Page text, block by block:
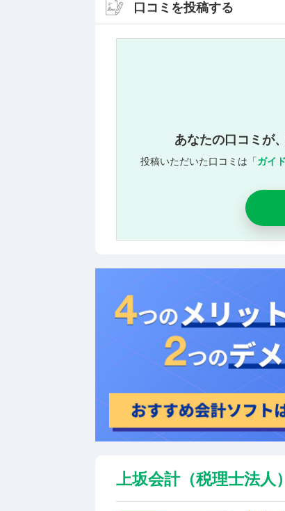
口コミを投稿する
あなたの口コミが
投稿いただいた口コミは「ガイ
上坂会計（税理士法人）